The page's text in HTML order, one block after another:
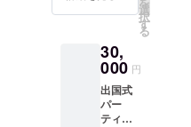
す。 ※
食品、
化粧品
は含ま
れませ
ん。
（土日
祝時間
にて決
定） ・
有効期
限：
2024年
6月〜
選
択
す
る
30,
000 円
出国式
パー
ティー